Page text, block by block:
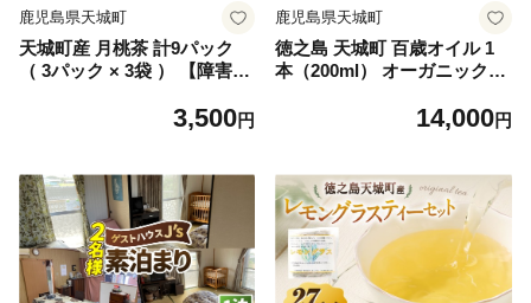
鹿児島県天城町
天城町産 月桃茶 計9パック
（ 3パック × 3袋 ） 【障害福
ぁ】 お茶 ティーパック 国産
3,500円
鹿児島県天城町
徳之島 天城町 百歳オイル 1
本（200ml） オーガニックオ
機 エクストラバージンオリー
料
14,000円